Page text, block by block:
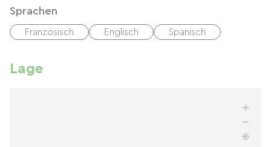
Sprachen
Französisch Englisch Spanisch
Lage